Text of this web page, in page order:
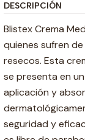
DESCRIPCIÓN
Blistex Crema
quienes sufren
resecos. Esta
se presenta en
aplicación y
seguridad y